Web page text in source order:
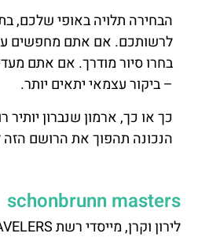
הבחירה תלויה באופי שלכם,
לרשותכם. אם אתם מחפשים
בחרו סיור מודרך. אם אתם
– ביקור עצמאי יתאים יותר.
כך או כך, ארמון שנברון
הנכונה תהפוך את הרושם הזה
schonbrunn masters